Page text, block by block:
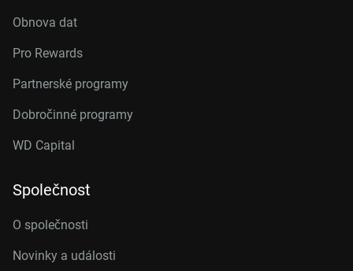
Obnova dat
Pro Rewards
Partnerské programy
Dobročinné programy
WD Capital
Společnost
O společnosti
Novinky a události